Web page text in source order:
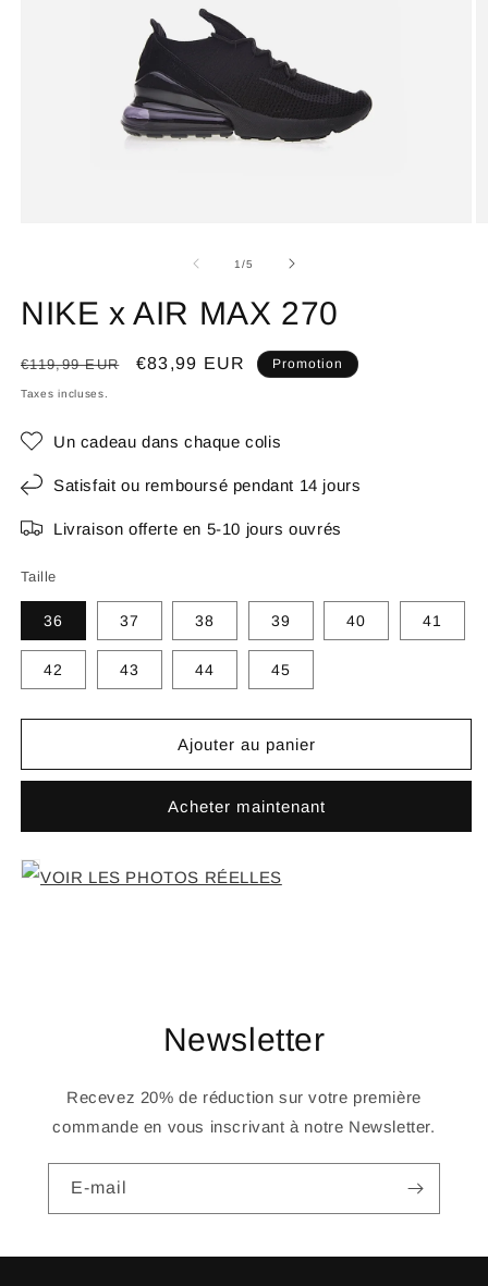
1/de
5
NIKE x AIR MAX 270
Prix
habituel
€119,99 EUR
Prix
€83,99 EUR Promotion
Taxes incluses.
Un cadeau dans chaque colis
Satisfait ou remboursé pendant 14 jours
Livraison offerte en 5-10 jours ouvrés
Taille
36 37 38 39 40 41
42 43 44 45
Ajouter au panier
Acheter maintenant
VOIR LES PHOTOS RÉELLES
Newsletter
Recevez 20% de réduction sur votre première
commande en vous inscrivant à notre Newsletter.
E-mail